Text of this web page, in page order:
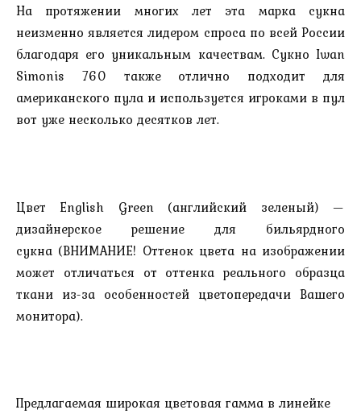
На протяжении многих лет эта марка сукна
неизменно является лидером спроса по всей России
благодаря его уникальным качествам. Сукно Iwan
Simonis 760 также отлично подходит для
американского пула и используется игроками в пул
вот уже несколько десятков лет.
Цвет English Green (английский зеленый) —
дизайнерское решение для бильярдного
сукна (ВНИМАНИЕ! Оттенок цвета на изображении
может отличаться от оттенка реального образца
ткани из-за особенностей цветопередачи Вашего
монитора).
Предлагаемая широкая цветовая гамма в линейке